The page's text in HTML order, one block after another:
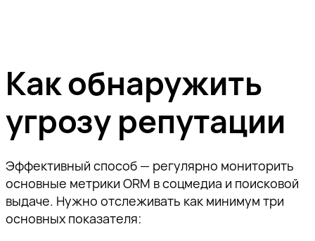
Как обнаружить
угрозу репутации
Эффективный способ — регулярно мониторить
основные метрики ORM в соцмедиа и поисковой
выдаче. Нужно отслеживать как минимум три
основных показателя: